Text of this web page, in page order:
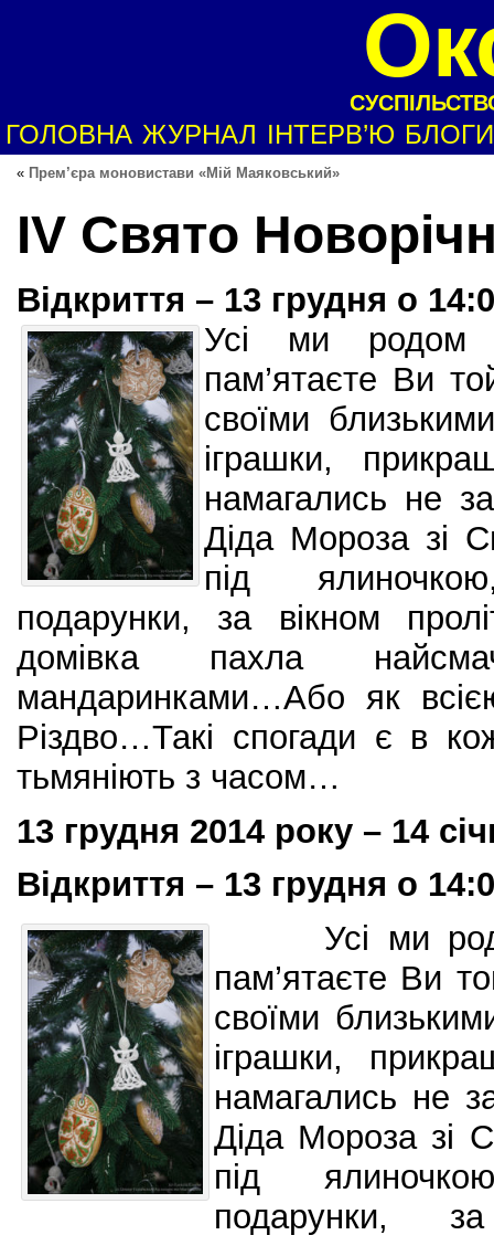
ГОЛОВНА ЖУРНАЛ ІНТЕРВ’Ю БЛОГИ
« Прем’єра моновистави «Мій Маяковський»
IV Свято
Відкриття – 13 грудня о
Усі ми родом
пам’ятаєте Ви
своїми
іграшки,
намагались не
Діда Мороза зі
під
подарунки, за вікном
домівка пахла
мандаринками…Або як
Різдво…Такі спогади є в
тьмяніють з часом…
13 грудня 2014 року – 14
Відкриття – 13 грудня о
Усі ми
пам’ятаєте Ви
своїми
іграшки,
намагались не
Діда Мороза зі
під
подарунки,